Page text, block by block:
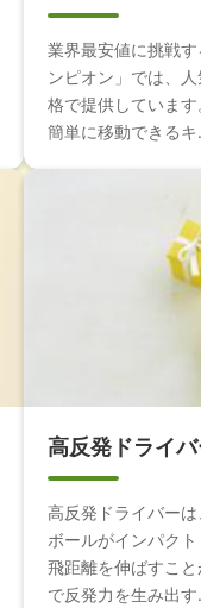
業界最安値に挑戦
ンピオン」では、
格で提供していま
簡単に移動できる
高反発ドライ
高反発ドライバー
ボールがインパク
飛距離を伸ばすこ
で反発力を生み出